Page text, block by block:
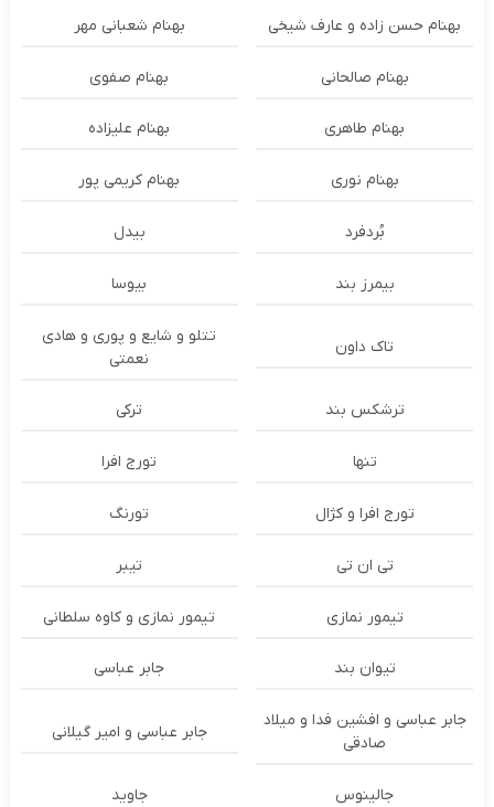
بهنام حسن زاده و عارف شیخی بهنام شعبانی مهر
بهنام صالحانی بهنام صفوی
بهنام طاهری بهنام علیزاده
بهنام نوری بهنام کریمی پور
بُردفرد بیدل
بیمرز بند بیوسا
تاک داون
تتلو و شایع و پوری و هادی
نعمتی
ترشكس بند ترکی
تنها تورج افرا
تورج افرا و کژال تورنگ
تی ان تی تیبر
تیمور نمازی تیمور نمازی و کاوه سلطانی
تیوان بند جابر عباسی
جابر عباسی و افشین فدا و میلاد
صادقی
جابر عباسی و امیر گیلانی
جالینوس جاوید